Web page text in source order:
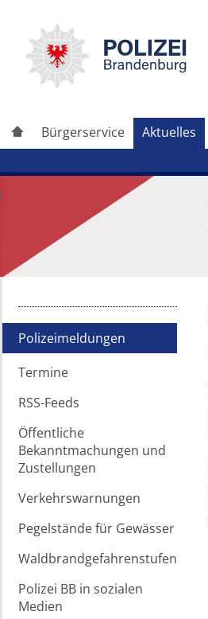
Bürgerservice Aktuelles
Polizeimeldungen
Termine
RSS-Feeds
Öffentliche
Bekanntmachungen und
Zustellungen
Verkehrswarnungen
Pegelstände für Gewässer
Waldbrandgefahrenstufen
Polizei BB in sozialen
Medien